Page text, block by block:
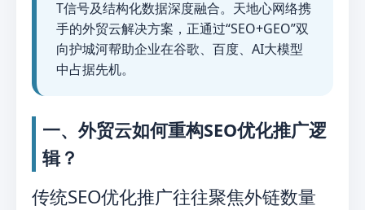
T信号及结构化数据深度融合。天地心网络携
手的外贸云解决方案，正通过“SEO+GEO”双
向护城河帮助企业在谷歌、百度、AI大模型
中占据先机。
一、外贸云如何重构SEO优化推广逻
辑？
传统SEO优化推广往往聚焦外链数量